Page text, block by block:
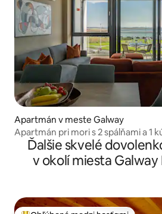
Apartmán v meste Galway
Apartmán pri mori s 2 spálňami a 1
Ďalšie skvelé
v okolí miesta Galway